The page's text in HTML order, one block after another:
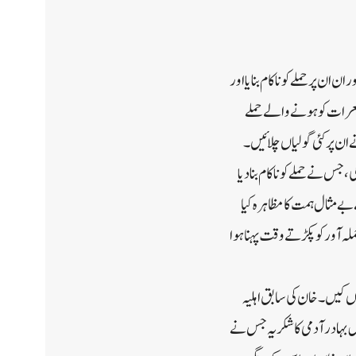
حملے کو ناکام بنایا اور
کو ہونے والے حملے
نے حملے کو ناکام بنا دیا
مثال ہمت کا مظاہرہ کیا
آور کو پکڑتے وقت پہنا ہوا
کیں۔خان کی سابق اہلیہ
بہادر آدمی کا شکریہ جس نے